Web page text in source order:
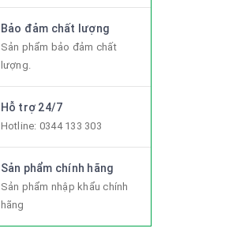
Bảo đảm chất lượng
Sản phẩm bảo đảm chất
lượng.
Hỗ trợ 24/7
Hotline: 0344 133 303
Sản phẩm chính hãng
Sản phẩm nhập khẩu chính
hãng